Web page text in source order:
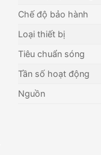
Chế độ bảo hành
Loại thiết bị
Tiêu chuẩn sóng
Tần số hoạt động
Nguồn